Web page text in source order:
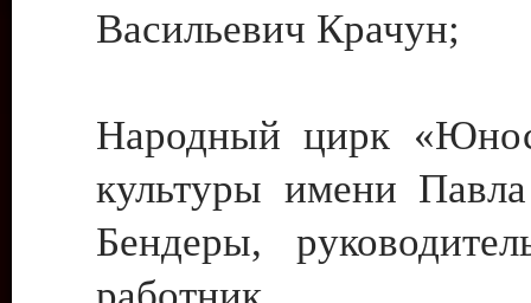
Васильевич Крачун;
Народный цирк
культуры имени
Бендеры,